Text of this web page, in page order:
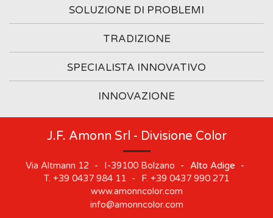
SOLUZIONE DI PROBLEMI
TRADIZIONE
SPECIALISTA INNOVATIVO
INNOVAZIONE
J.F. Amonn Srl - Divisione Color
Via Altmann 12 - I-39100 Bolzano - Alto Adige
-
T. +39 0437 984 11 - F. +39 0437 990 271
www.amonncolor.com
info@amonncolor.com